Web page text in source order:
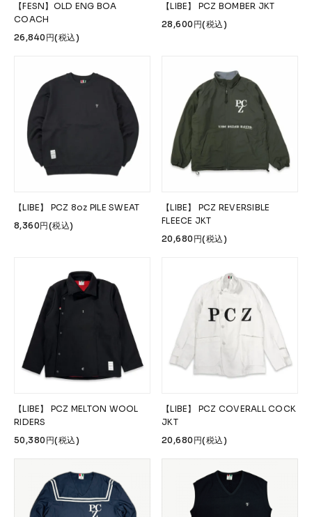
【FESN】OLD ENG BOA
COACH
26,840円(税込)
【LIBE】 PCZ BOMBER JKT
28,600円(税込)
【LIBE】 PCZ 8oz PILE SWEAT
8,360円(税込)
【LIBE】 PCZ REVERSIBLE
FLEECE JKT
20,680円(税込)
【LIBE】 PCZ MELTON WOOL
RIDERS
50,380円(税込)
【LIBE】 PCZ COVERALL COCK
JKT
20,680円(税込)